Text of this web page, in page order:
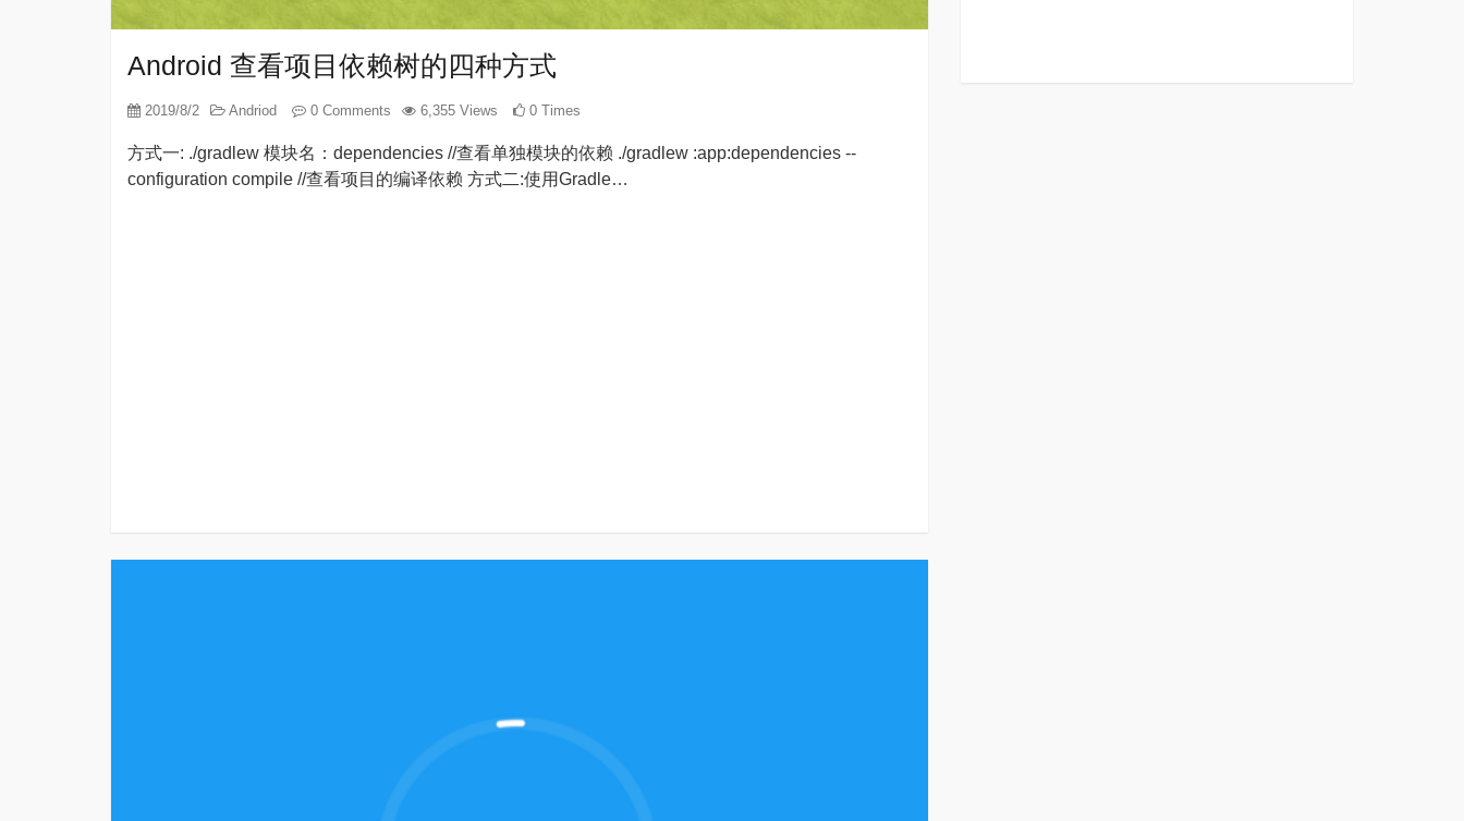
Android 查看项目依赖树的四种方式
2019/8/2 Andriod 0 Comments 6,355 Views 0 Times
方式一: ./gradlew 模块名：dependencies //查看单独模块的依赖 ./gradlew :app:dependencies --
configuration compile //查看项目的编译依赖 方式二:使用Gradle…